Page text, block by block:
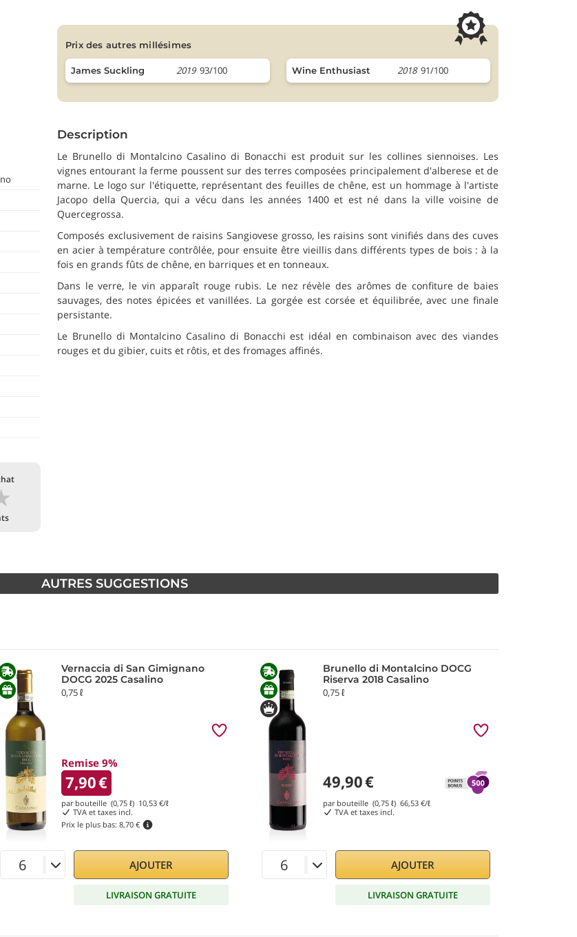
prix des autres millésimes
James Suckling 2019 93/100 Wine Enthusiast 2018 91/100
Description
Le Brunello di Montalcino Casalino di Bonacchi est produit sur les collines siennoises. Les
vignes entourant la ferme poussent sur des terres composées principalement d'alberese et de
marne. Le logo sur l'étiquette, représentant des feuilles de chêne, est un hommage à l'artiste
Jacopo della Quercia, qui a vécu dans les années 1400 et est né dans la ville voisine de
Quercegrossa.
Composés exclusivement de raisins Sangiovese grosso, les raisins sont vinifiés dans des cuves
en acier à température contrôlée, pour ensuite être vieillis dans différents types de bois : à la
fois en grands fûts de chêne, en barriques et en tonneaux.
Dans le verre, le vin apparaît rouge rubis. Le nez révèle des arômes de confiture de baies
sauvages, des notes épicées et vanillées. La gorgée est corsée et équilibrée, avec une finale
persistante.
Le Brunello di Montalcino Casalino di Bonacchi est idéal en combinaison avec des viandes
rouges et du gibier, cuits et rôtis, et des fromages affinés.
AUTRES SUGGESTIONS
Vernaccia di San Gimignano
DOCG 2025 Casalino
0,75 ℓ
Remise 9%
7,90€
par bouteille (0,75 ℓ) 10,53 €/ℓ
TVA et taxes incl.
Prix le plus bas: 8,70 €
AJOUTER
LIVRAISON GRATUITE
Brunello di Montalcino DOCG
Riserva 2018 Casalino
0,75 ℓ
49,90€
par bouteille (0,75 ℓ) 66,53 €/ℓ
TVA et taxes incl.
AJOUTER
LIVRAISON GRATUITE